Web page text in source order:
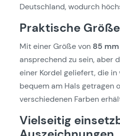
Deutschland, wodurch
Praktische
Mit einer Größe von 85
ansprechend zu sein, aber
einer Kordel geliefert, die
bequem am Hals getragen
verschiedenen Farben
Vielseitig